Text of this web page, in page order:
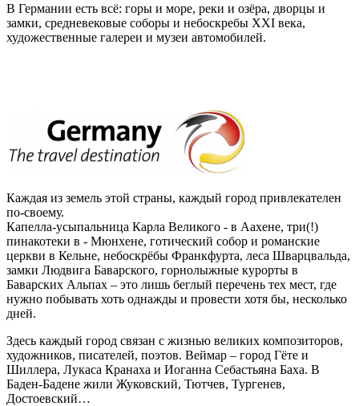
В Германии есть всё: горы и море, реки и озёра, дворцы и
замки, средневековые соборы и небоскребы XXI века,
художественные галереи и музеи автомобилей.
Каждая из земель этой страны, каждый город привлекателен
по-своему.
Капелла-усыпальница Карла Великого - в Аахене, три(!)
пинакотеки в - Мюнхене, готический собор и романские
церкви в Кельне, небоскрёбы Франкфурта, леса Шварцвальда,
замки Людвига Баварского, горнолыжные курорты в
Баварских Альпах – это лишь беглый перечень тех мест, где
нужно побывать хоть однажды и провести хотя бы, несколько
дней.
Здесь каждый город связан с жизнью великих композиторов,
художников, писателей, поэтов. Веймар – город Гёте и
Шиллера, Лукаса Кранаха и Иоганна Себастьяна Баха. В
Баден-Бадене жили Жуковский, Тютчев, Тургенев,
Достоевский…